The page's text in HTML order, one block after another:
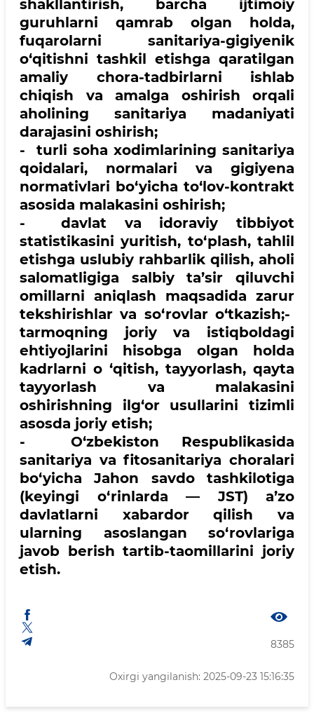
shakllantirish, barcha ijtimoiy
guruhlarni qamrab olgan holda,
fuqarolarni sanitariya-gigiyenik
o‘qitishni tashkil etishga qaratilgan
amaliy chora-tadbirlarni ishlab
chiqish va amalga oshirish orqali
aholining sanitariya madaniyati
darajasini oshirish;
- turli soha xodimlarining sanitariya
qoidalari, normalari va gigiyena
normativlari bo‘yicha to‘lov-kontrakt
asosida malakasini oshirish;
- davlat va idoraviy tibbiyot
statistikasini yuritish, to‘plash, tahlil
etishga uslubiy rahbarlik qilish, aholi
salomatligiga salbiy ta’sir qiluvchi
omillarni aniqlash maqsadida zarur
tekshirishlar va so‘rovlar o‘tkazish;-
tarmoqning joriy va istiqboldagi
ehtiyojlarini hisobga olgan holda
kadrlarni o ‘qitish, tayyorlash, qayta
tayyorlash va malakasini
oshirishning ilg‘or usullarini tizimli
asosda joriy etish;
- O‘zbekiston Respublikasida
sanitariya va fitosanitariya choralari
bo‘yicha Jahon savdo tashkilotiga
(keyingi o‘rinlarda — JST) a’zo
davlatlarni xabardor qilish va
ularning asoslangan so‘rovlariga
javob berish tartib-taomillarini joriy
etish.
8385
Oxirgi yangilanish: 2025-09-23 15:16:35